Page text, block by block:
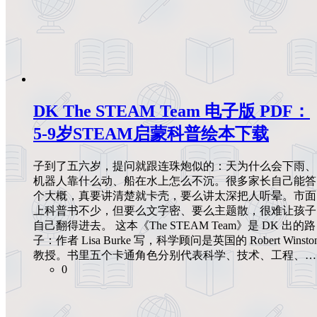
DK The STEAM Team 电子版 PDF：
5-9岁STEAM启蒙科普绘本下载
子到了五六岁，提问就跟连珠炮似的：天为什么会下雨、
机器人靠什么动、船在水上怎么不沉。很多家长自己能答
个大概，真要讲清楚就卡壳，要么讲太深把人听晕。市面
上科普书不少，但要么文字密、要么主题散，很难让孩子
自己翻得进去。 这本《The STEAM Team》是 DK 出的路
子：作者 Lisa Burke 写，科学顾问是英国的 Robert
教授。书里五个卡通角色分别代表科学、技术、工程、…
0